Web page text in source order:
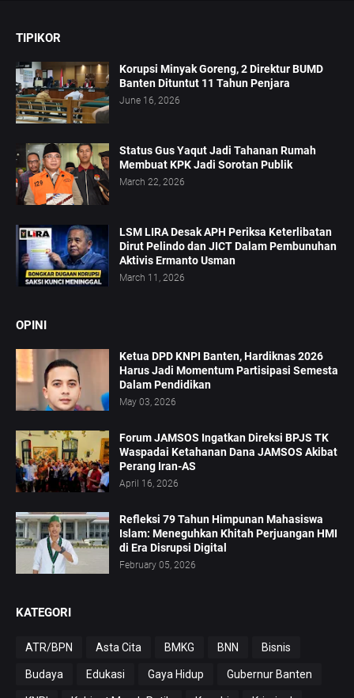
TIPIKOR
Korupsi Minyak Goreng, 2 Direktur BUMD
Banten Dituntut 11 Tahun Penjara
June 16, 2026
Status Gus Yaqut Jadi Tahanan Rumah
Membuat KPK Jadi Sorotan Publik
March 22, 2026
LSM LIRA Desak APH Periksa Keterlibatan
Dirut Pelindo dan JICT Dalam Pembunuhan
Aktivis Ermanto Usman
March 11, 2026
OPINI
Ketua DPD KNPI Banten, Hardiknas 2026
Harus Jadi Momentum Partisipasi Semesta
Dalam Pendidikan
May 03, 2026
Forum JAMSOS Ingatkan Direksi BPJS TK
Waspadai Ketahanan Dana JAMSOS Akibat
Perang Iran-AS
April 16, 2026
Refleksi 79 Tahun Himpunan Mahasiswa
Islam: Meneguhkan Khitah Perjuangan HMI
di Era Disrupsi Digital
February 05, 2026
KATEGORI
ATR/BPN Asta Cita BMKG BNN Bisnis
Budaya Edukasi Gaya Hidup Gubernur Banten